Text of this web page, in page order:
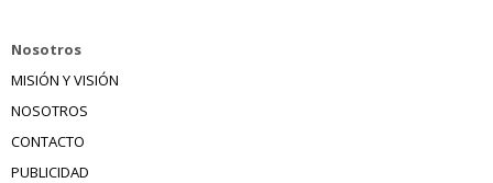
Nosotros
MISIÓN Y VISIÓN
NOSOTROS
CONTACTO
PUBLICIDAD